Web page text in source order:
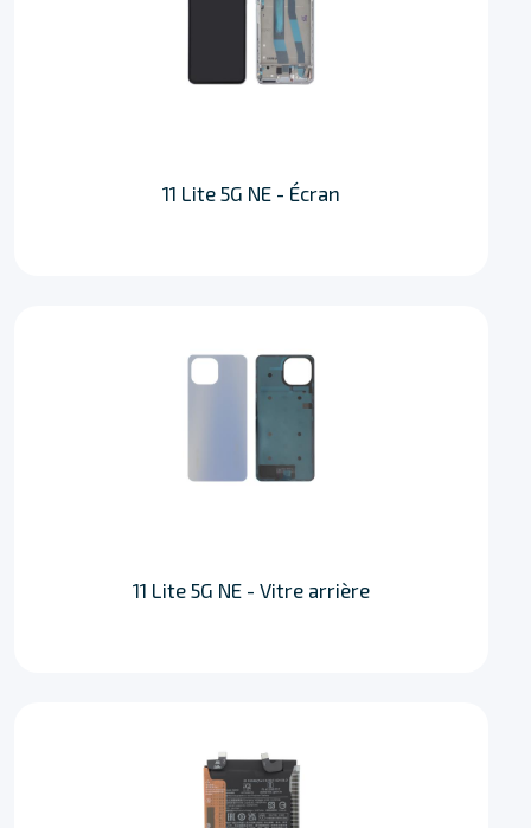
11 Lite 5G NE - Écran
11 Lite 5G NE - Vitre arrière